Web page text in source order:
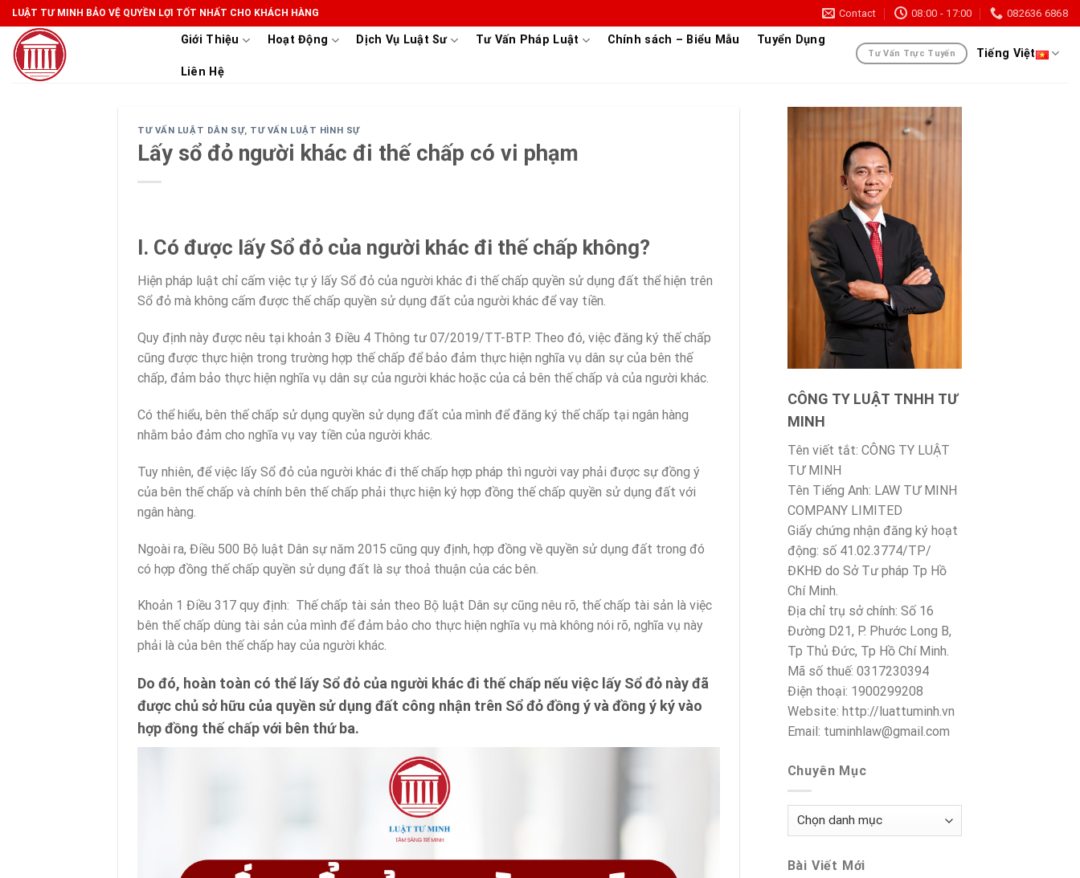
Skip
to
content
LUẬT TƯ MINH BẢO VỆ QUYỀN LỢI TỐT NHẤT CHO KHÁCH HÀNG Contact 08:00 - 17:00 082636 6868
Giới Thiệu Hoạt Động Dịch Vụ Luật Sư Tư Vấn Pháp Luật Chính sách – Biểu Mẫu Tuyển Dụng
Liên Hệ
Tư Vấn Trực Tuyến Tiếng Việt
TƯ VẤN LUẬT DÂN SỰ, TƯ VẤN LUẬT HÌNH SỰ
Lấy sổ đỏ người khác đi thế chấp có vi phạm
I. Có được lấy Sổ đỏ của người khác đi thế chấp không?
Hiện pháp luật chỉ cấm việc tự ý lấy Sổ đỏ của người khác đi thế chấp quyền sử dụng đất thể hiện trên
Sổ đỏ mà không cấm được thế chấp quyền sử dụng đất của người khác để vay tiền.
Quy định này được nêu tại khoản 3 Điều 4 Thông tư 07/2019/TT-BTP. Theo đó, việc đăng ký thế chấp
cũng được thực hiện trong trường hợp thế chấp để bảo đảm thực hiện nghĩa vụ dân sự của bên thế
chấp, đảm bảo thực hiện nghĩa vụ dân sự của người khác hoặc của cả bên thế chấp và của người khác.
Có thể hiểu, bên thế chấp sử dụng quyền sử dụng đất của mình để đăng ký thế chấp tại ngân hàng
nhằm bảo đảm cho nghĩa vụ vay tiền của người khác.
Tuy nhiên, để việc lấy Sổ đỏ của người khác đi thế chấp hợp pháp thì người vay phải được sự đồng ý
của bên thế chấp và chính bên thế chấp phải thực hiện ký hợp đồng thế chấp quyền sử dụng đất với
ngân hàng.
Ngoài ra, Điều 500 Bộ luật Dân sự năm 2015 cũng quy định, hợp đồng về quyền sử dụng đất trong đó
có hợp đồng thế chấp quyền sử dụng đất là sự thoả thuận của các bên.
Khoản 1 Điều 317 quy định: Thế chấp tài sản theo Bộ luật Dân sự cũng nêu rõ, thế chấp tài sản là việc
bên thế chấp dùng tài sản của mình để đảm bảo cho thực hiện nghĩa vụ mà không nói rõ, nghĩa vụ này
phải là của bên thế chấp hay của người khác.
Do đó, hoàn toàn có thể lấy Sổ đỏ của người khác đi thế chấp nếu việc lấy Sổ đỏ này đã
được chủ sở hữu của quyền sử dụng đất công nhận trên Sổ đỏ đồng ý và đồng ý ký vào
hợp đồng thế chấp với bên thứ ba.
CÔNG TY LUẬT TNHH TƯ
MINH
Tên viết tắt: CÔNG TY LUẬT
TƯ MINH
Tên Tiếng Anh: LAW TƯ MINH
COMPANY LIMITED
Giấy chứng nhận đăng ký hoạt
động: số 41.02.3774/TP/
ĐKHĐ do Sở Tư pháp Tp Hồ
Chí Minh.
Địa chỉ trụ sở chính: Số 16
Đường D21, P. Phước Long B,
Tp Thủ Đức, Tp Hồ Chí Minh.
Mã số thuế: 0317230394
Điện thoại: 1900299208
Website: http://luattuminh.vn
Email: tuminhlaw@gmail.com
Chuyên Mục
Chuyên
Bài Viết Mới